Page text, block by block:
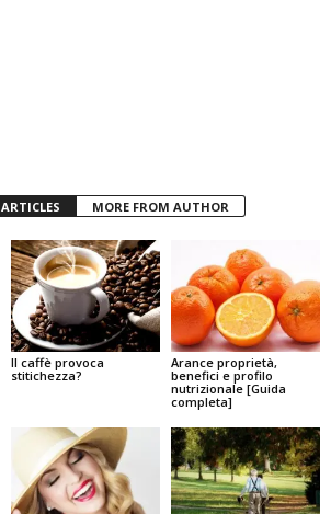
MORE FROM AUTHOR
Il caffè provoca
stitichezza?
Arance proprietà,
benefici e profilo
nutrizionale [Guida
completa]